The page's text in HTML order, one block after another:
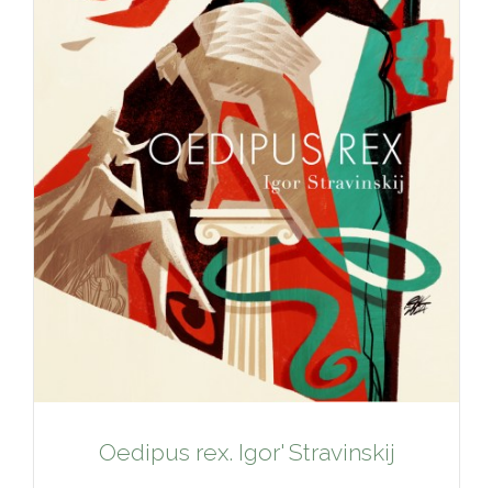
Oedipus rex. Igor' Stravinskij